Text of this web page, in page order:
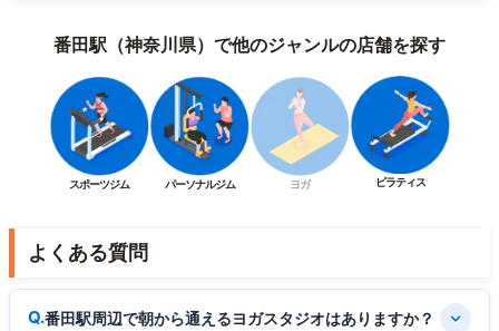
番田駅（神奈川県）で他のジャンルの店舗を探す
スポーツジム パーソナルジム ヨガ ピラティス
よくある質問
番田駅周辺で朝から通えるヨガスタジオはありますか？